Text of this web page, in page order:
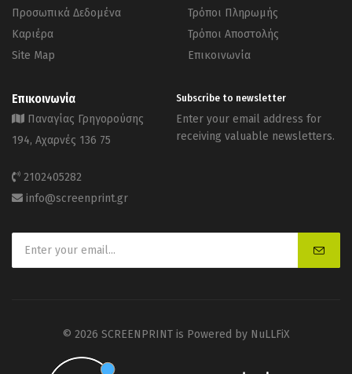
Προσωπικά Δεδομένα
Καριέρα
Site Map
Τρόποι Πληρωμής
Τρόποι Αποστολής
Επικοινωνία
Επικοινωνία
Παναγίας Γρηγορούσης
194, Αχαρνές 136 75
2102405282
info@screenprint.gr
Subscribe to newsletter
Enter your email address for
receiving valuable newsletters.
© 2026 SCREENPRINT is Powered by NuLLFiX